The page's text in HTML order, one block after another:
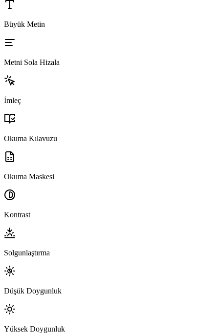
Büyük Metin
Metni Sola Hizala
İmleç
Okuma Kılavuzu
Okuma Maskesi
Kontrast
Solgunlaştırma
Düşük Doygunluk
Yüksek Doygunluk